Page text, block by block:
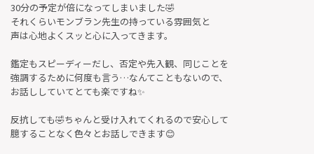
30分の予定が倍になってしまいました🤣
それくらいモンブラン先生の持っている雰囲気と
声は心地よくスッと心に入ってきます。
鑑定もスピーディーだし、否定や先入観、同じことを
強調するために何度も言う…なんてこともないので、
お話ししていてとても楽ですね✨
反抗しても🤣ちゃんと受け入れてくれるので安心して
臆することなく色々とお話しできます😊